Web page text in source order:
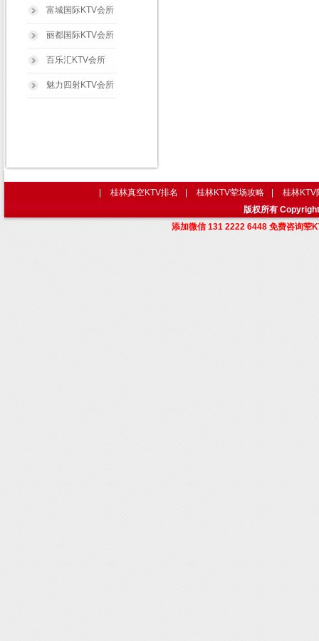
富城国际KTV会所
丽都国际KTV会所
百乐汇KTV会所
魅力四射KTV会所
桂林真空KTV排名 桂林KTV荤场攻略
桂林KTV
版权所有
添加微信 131 2222 6448 免费咨询荤